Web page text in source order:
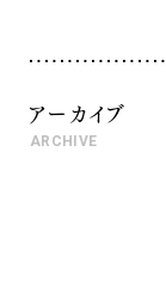
アーカイブ
ARCHIVE